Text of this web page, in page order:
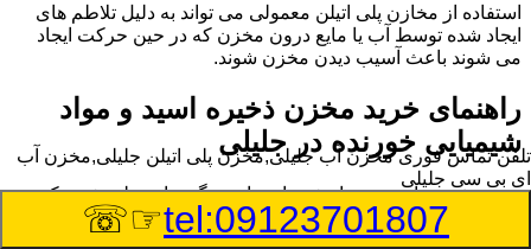
استفاده از مخازن پلی اتیلن معمولی می تواند به دلیل تلاطم های
ایجاد شده توسط آب یا مایع درون مخزن که در حین حرکت ایجاد
می شوند باعث آسیب دیدن مخزن شوند.
راهنمای خرید مخزن ذخیره اسید و مواد
شیمیایی خورنده در جلیلی
مخزن ذخیره اسید و مواد شیمیایی باید به گونه ای تولید شوند که
بتوانند در برابر چگالی نسبتا بالا و خورندگی انواع اسیدها مقاومت
کافی داشته باشند.به همین دلیل نمی توان در هر مخزنی اسید و مواد
تلفن تماس فوریمخزن آب جلیلی,مخزن پلی اتیلن جلیلی,مخزن آب
ای بی سی جلیلی
tel:09123701807
☞☏